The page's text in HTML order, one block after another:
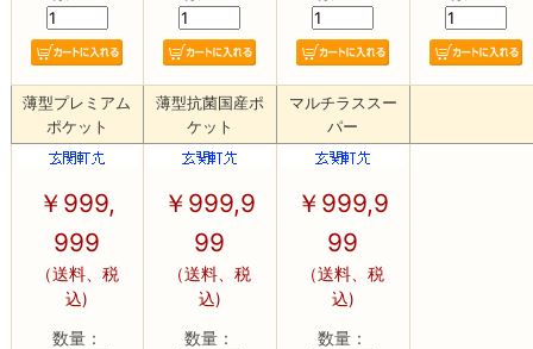
薄型プレミアム
ポケット
薄型抗菌国産ポ
ケット
マルチラススー
パー
￥ 999,
999
（送料、税
込)
数量：
￥ 999,9
99
（送料、税
込)
数量：
￥ 999,9
99
（送料、税
込)
数量：